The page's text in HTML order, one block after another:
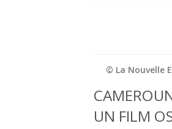
© La Nouvelle
UN FILM